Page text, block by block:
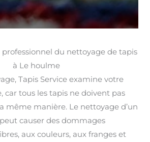
du nettoyage de tapis
à Le houlme
Tapis Service examine votre
car tous les tapis ne doivent pas
même manière. Le nettoyage d’un
causer des dommages
aux couleurs, aux franges et